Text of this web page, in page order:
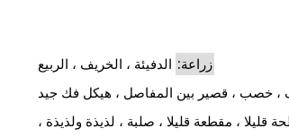
زراعة: الدفيئة ، الخريف ، الربيع
، خصب ، قصير بين المفاصل ، هيكل فك جيد
قليلا ، مقطعة قليلا ، صلبة ، لذيذة ولذيذة ،